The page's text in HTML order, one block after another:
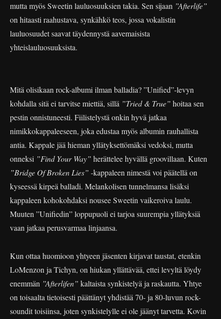
mutta myös Sweetin lauluosuuksien takia. Sen sijaan ”Afterlife”
on hitaasti raahustava, synkähkö teos, jossa vokalistin
lauluosuudet saavat täydennystä aavemaisista
yhteislauluosuuksista.
Mitä olisikaan rock-albumi ilman balladia? ”Unified”-levyn
kohdalla sitä ei tarvitse miettiä, sillä ”Tried & True” hoitaa sen
pestin onnistuneesti. Fiilistelystä onkin hyvä jatkaa
nimikkokappaleeseen, joka edustaa myös albumin rauhallista
antia. Kappale jää hieman yllätyksettömäksi vedoksi, mutta
onneksi ”Find Your Way” herättelee hyvällä groovillaan. Kuten
”Bridge Of Broken Lies” -kappaleen nimestä voi päätellä on
kyseessä kirpeä balladi. Melankolisen tunnelmansa lisäksi
kappaleen kohokohdaksi nousee Sweetin vaikeroiva laulu.
Muuten ”Unifiedin” loppupuoli ei tarjoa suurempia yllätyksiä
vaan jatkaa perusvarmaa linjaansa.
Kun ottaa huomioon yhtyeen jäsenten kirjavat taustat, etenkin
LoMenzon ja Tichyn, on hiukan yllättävää, ettei levyltä löydy
enemmän ”Afterlifen” kaltaista synkistelyä ja raskautta. Yhtye
on toisaalta tietoisesti päättänyt yhdistää 70- ja 80-luvun rock-
soundit toisiinsa, joten synkistelylle ei ole jäänyt tarvetta. Kovin